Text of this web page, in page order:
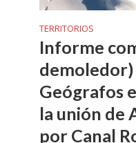
TERRITORIOS
Informe
demoledor)
Geógrafos
la unión de
por Canal